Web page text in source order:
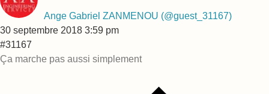
Ange Gabriel ZANMENOU (@guest_31167)
30 septembre 2018 3:59 pm
#31167
Ça marche pas aussi simplement